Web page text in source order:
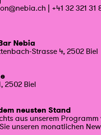
| +41 32 321 31
Nebia
Strasse 4, 2502 Biel
2502 Biel
neusten Stand
aus unserem Programm
unseren monatlichen